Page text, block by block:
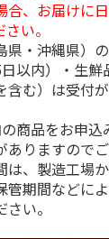
、お届けに
い。
・沖縄県）
以内）・生
含む）は受付
商品をお申込
りますのでご
、製造工場
管期間などに
い。